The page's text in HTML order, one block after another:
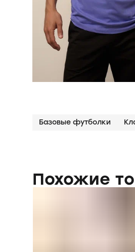
Базовые футболки
Похожие